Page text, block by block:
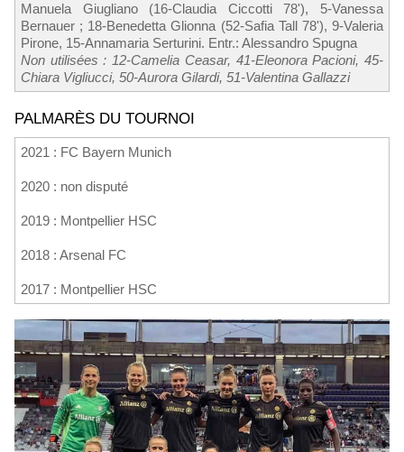
Manuela Giugliano (16-Claudia Ciccotti 78'), 5-Vanessa
Bernauer ; 18-Benedetta Glionna (52-Safia Tall 78'), 9-Valeria
Pirone, 15-Annamaria Serturini. Entr.: Alessandro Spugna
Non utilisées : 12-Camelia Ceasar, 41-Eleonora Pacioni, 45-
Chiara Vigliucci, 50-Aurora Gilardi, 51-Valentina Gallazzi
PALMARÈS DU TOURNOI
2021 : FC Bayern Munich
2020 : non disputé
2019 : Montpellier HSC
2018 : Arsenal FC
2017 : Montpellier HSC